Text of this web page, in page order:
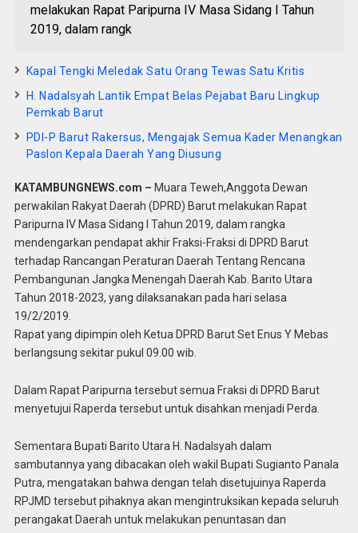
melakukan Rapat Paripurna IV Masa Sidang I Tahun
2019, dalam rangk
Kapal Tengki Meledak Satu Orang Tewas Satu Kritis
H. Nadalsyah Lantik Empat Belas Pejabat Baru Lingkup
Pemkab Barut
PDI-P Barut Rakersus, Mengajak Semua Kader Menangkan
Paslon Kepala Daerah Yang Diusung
KATAMBUNGNEWS.com – Muara Teweh,Anggota Dewan
perwakilan Rakyat Daerah (DPRD) Barut melakukan Rapat
Paripurna IV Masa Sidang I Tahun 2019, dalam rangka
mendengarkan pendapat akhir Fraksi-Fraksi di DPRD Barut
terhadap Rancangan Peraturan Daerah Tentang Rencana
Pembangunan Jangka Menengah Daerah Kab. Barito Utara
Tahun 2018-2023, yang dilaksanakan pada hari selasa
19/2/2019.
Rapat yang dipimpin oleh Ketua DPRD Barut Set Enus Y Mebas
berlangsung sekitar pukul 09.00 wib.
Dalam Rapat Paripurna tersebut semua Fraksi di DPRD Barut
menyetujui Raperda tersebut untuk disahkan menjadi Perda.
Sementara Bupati Barito Utara H. Nadalsyah dalam
sambutannya yang dibacakan oleh wakil Bupati Sugianto Panala
Putra, mengatakan bahwa dengan telah disetujuinya Raperda
RPJMD tersebut pihaknya akan mengintruksikan kepada seluruh
perangakat Daerah untuk melakukan penuntasan dan